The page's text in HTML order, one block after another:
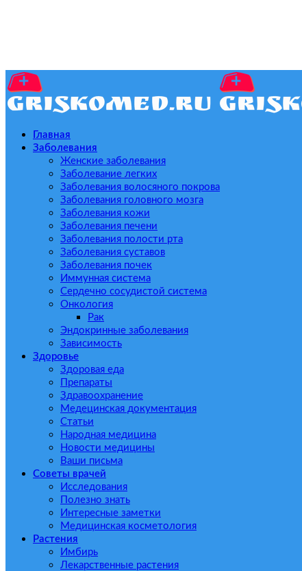
Главная
Заболевания
Женские заболевания
Заболевание легких
Заболевания волосяного покрова
Заболевания головного мозга
Заболевания кожи
Заболевания печени
Заболевания полости рта
Заболевания суставов
Заболевания почек
Иммунная система
Сердечно сосудистой система
Онкология
Рак
Эндокринные заболевания
Зависимость
Здоровье
Здоровая еда
Препараты
Здравоохранение
Медецинская документация
Статьи
Народная медицина
Новости медицины
Ваши письма
Советы врачей
Исследования
Полезно знать
Интересные заметки
Медицинская косметология
Растения
Имбирь
Лекарственные растения